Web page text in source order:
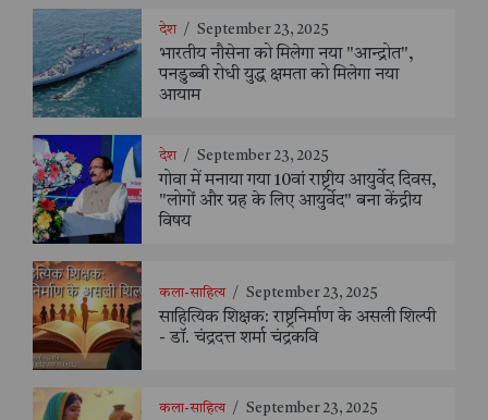
देश / September 23, 2025
भारतीय नौसेना को मिलेगा नया "आन्द्रोत",
पनडुब्बी रोधी युद्ध क्षमता को मिलेगा नया
आयाम
देश / September 23, 2025
गोवा में मनाया गया 10वां राष्ट्रीय आयुर्वेद दिवस,
"लोगों और ग्रह के लिए आयुर्वेद" बना केंद्रीय
विषय
कला-साहित्य / September 23, 2025
साहित्यिक शिक्षक: राष्ट्रनिर्माण के असली शिल्पी
- डॉ. चंद्रदत्त शर्मा चंद्रकवि
कला-साहित्य / September 23, 2025